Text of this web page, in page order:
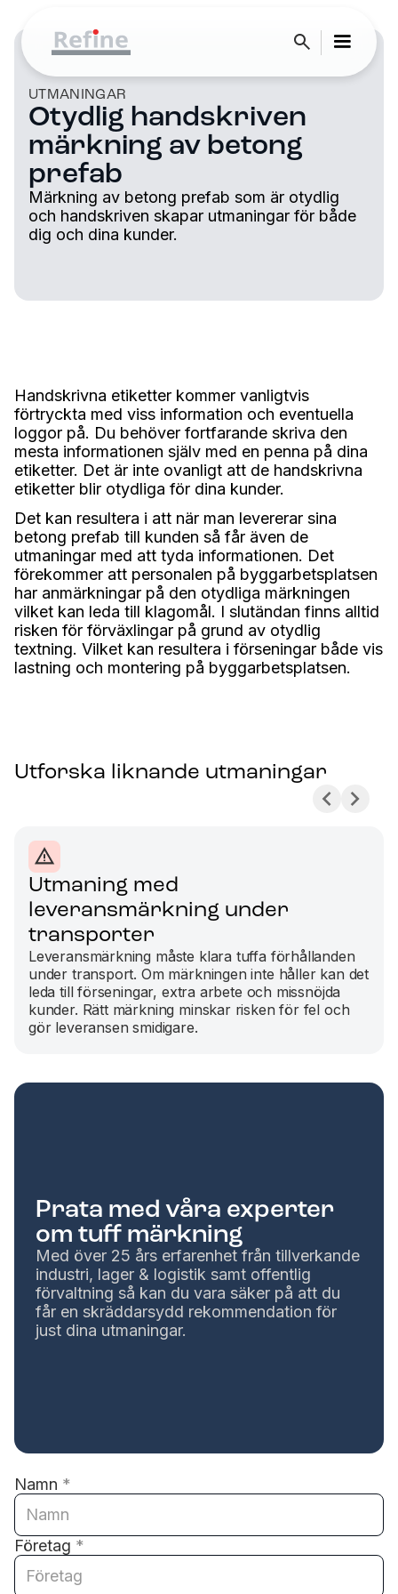
UTMANINGAR
Otydlig handskriven
märkning av betong
prefab
Märkning av betong prefab som är otydlig
och handskriven skapar utmaningar för både
dig och dina kunder.
Handskrivna etiketter kommer vanligtvis
förtryckta med viss information och eventuella
loggor på. Du behöver fortfarande skriva den
mesta informationen själv med en penna på dina
etiketter. Det är inte ovanligt att de handskrivna
etiketter blir otydliga för dina kunder.
Det kan resultera i att när man levererar sina
betong prefab till kunden så får även de
utmaningar med att tyda informationen. Det
förekommer att personalen på byggarbetsplatsen
har anmärkningar på den otydliga märkningen
vilket kan leda till klagomål. I slutändan finns alltid
risken för förväxlingar på grund av otydlig
textning. Vilket kan resultera i förseningar både vis
lastning och montering på byggarbetsplatsen.
Utforska liknande utmaningar
Utmaning med
leveransmärkning under
transporter
Leveransmärkning måste klara tuffa förhållanden
under transport. Om märkningen inte håller kan det
leda till förseningar, extra arbete och missnöjda
kunder. Rätt märkning minskar risken för fel och
gör leveransen smidigare.
Prata med våra experter
om tuff märkning
Med över 25 års erfarenhet från tillverkande
industri, lager & logistik samt offentlig
förvaltning så kan du vara säker på att du
får en skräddarsydd rekommendation för
just dina utmaningar.
Namn *
Företag *